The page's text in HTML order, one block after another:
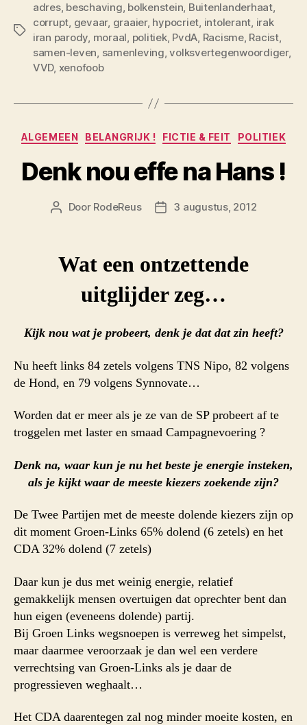
Tags
adres, beschaving, bolkenstein, Buitenlanderhaat,
corrupt, gevaar, graaier, hypocriet, intolerant, irak
iran parody, moraal, politiek, PvdA, Racisme, Racist,
samen-leven, samenleving,volksvertegenwoordiger,
VVD, xenofoob
Categorieën
ALGEMEEN BELANGRIJK ! FICTIE & FEIT POLITIEK
Denk nou effe na Hans !
Berichtauteur
Door RodeReus Berichtdatum
3 augustus, 2012
Wat een ontzettende
uitglijder zeg…
Kijk nou wat je probeert, denk je dat dat zin heeft?
Nu heeft links 84 zetels volgens TNS Nipo, 82 volgens
de Hond, en 79 volgens Synnovate…
Worden dat er meer als je ze van de SP probeert af te
troggelen met laster en smaad Campagnevoering ?
Denk na, waar kun je nu het beste je energie insteken,
als je kijkt waar de meeste kiezers zoekende zijn?
De Twee Partijen met de meeste dolende kiezers zijn op
dit moment Groen-Links 65% dolend (6 zetels) en het
CDA 32% dolend (7 zetels)
Daar kun je dus met weinig energie, relatief
gemakkelijk mensen overtuigen dat oprechter bent dan
hun eigen (eveneens dolende) partij.
Bij Groen Links wegsnoepen is verreweg het simpelst,
maar daarmee veroorzaak je dan wel een verdere
verrechtsing van Groen-Links als je daar de
progressieven weghaalt…
Het CDA daarentegen zal nog minder moeite kosten, en